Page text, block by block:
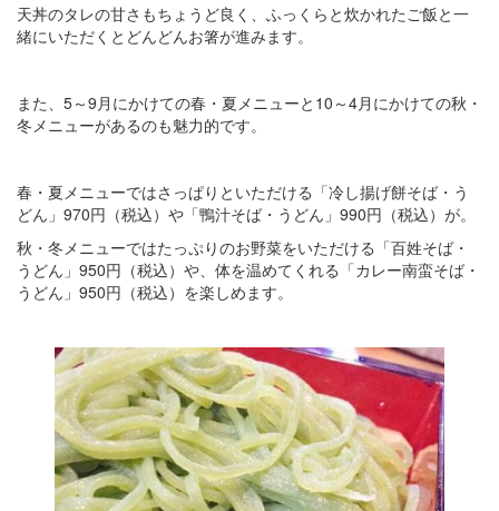
天丼のタレの甘さもちょうど良く、ふっくらと炊かれたご飯と一
緒にいただくとどんどんお箸が進みます。
また、5～9月にかけての春・夏メニューと10～4月にかけての秋・
冬メニューがあるのも魅力的です。
春・夏メニューではさっぱりといただける「冷し揚げ餅そば・う
どん」970円（税込）や「鴨汁そば・うどん」990円（税込）が。
秋・冬メニューではたっぷりのお野菜をいただける「百姓そば・
うどん」950円（税込）や、体を温めてくれる「カレー南蛮そば・
うどん」950円（税込）を楽しめます。